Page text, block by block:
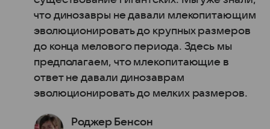
что динозавры не давали млекопитающим
эволюционировать до крупных размеров
до конца мелового периода. Здесь мы
предполагаем, что млекопитающие в
ответ не давали динозаврам
эволюционировать до мелких размеров.
Роджер Бенсон